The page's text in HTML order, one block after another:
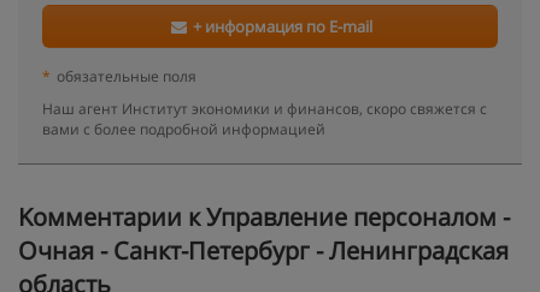
+ информация по E-mail
* обязательные поля
Наш агент Институт экономики и финансов, скоро свяжется с
вами с более подробной информацией
Kомментарии к Управление персоналом -
Очная - Санкт-Петербург - Ленинградская
область